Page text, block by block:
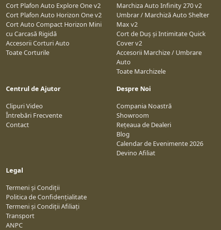
Cort Plafon Auto Explore One v2
Cort Plafon Auto Horizon One v2
Cort Auto Compact Horizon Mini
cu Carcasă Rigidă
Accesorii Corturi Auto
Toate Corturile
Marchiza Auto Infinity 270 v2
Umbrar / Marchiză Auto Shelter
Max v2
Cort de Duș și Intimitate Quick
Cover v2
Accesorii Marchize / Umbrare
Auto
Toate Marchizele
Centrul de Ajutor
Clipuri Video
Întrebări Frecvente
Contact
Despre Noi
Compania Noastră
Showroom
Rețeaua de Dealeri
Blog
Calendar de Evenimente 2026
Devino Afiliat
Legal
Termeni și Condiții
Politica de Confidențialitate
Termeni și Condiții Afiliați
Transport
ANPC